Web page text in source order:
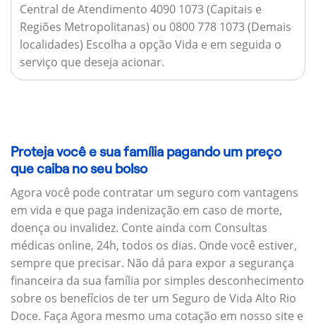
Central de Atendimento 4090 1073 (Capitais e
Regiões Metropolitanas) ou 0800 778 1073 (Demais
localidades) Escolha a opção Vida e em seguida o
serviço que deseja acionar.
Proteja você e sua família pagando um preço
que caiba no seu bolso
Agora você pode contratar um seguro com vantagens
em vida e que paga indenização em caso de morte,
doença ou invalidez. Conte ainda com Consultas
médicas online, 24h, todos os dias. Onde você estiver,
sempre que precisar. Não dá para expor a segurança
financeira da sua família por simples desconhecimento
sobre os benefícios de ter um Seguro de Vida Alto Rio
Doce. Faça Agora mesmo uma cotação em nosso site e